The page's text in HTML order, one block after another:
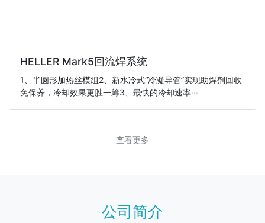
HELLER Mark5回流焊系统
1、半圆形加热丝模组2、新水冷式“冷凝导管”实现助焊剂回收
免保养，冷却效果更胜一筹3、最快的冷却速率···
查看更多
公司简介